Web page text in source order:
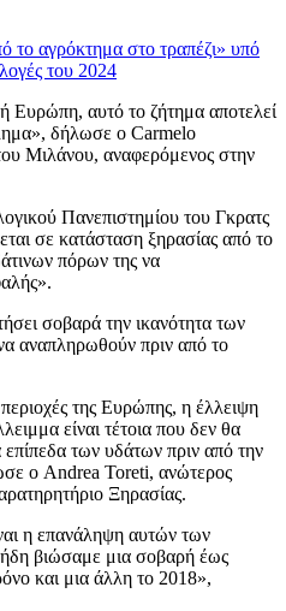
το αγρόκτημα στο τραπέζι» υπό
του 2024
Ευρώπη, αυτό το ζήτημα αποτελεί
δήλωσε ο Carmelo
Μιλάνου, αναφερόμενος στην
Πανεπιστημίου του Γκρατς
σε κατάσταση ξηρασίας από το
πόρων της να
σοβαρά την ικανότητα των
αναπληρωθούν πριν από το
της Ευρώπης, η έλλειψη
είναι τέτοια που δεν θα
των υδάτων πριν από την
ο Andrea Toreti, ανώτερος
Ξηρασίας.
η επανάληψη αυτών των
βιώσαμε μια σοβαρή έως
και μια άλλη το 2018»,